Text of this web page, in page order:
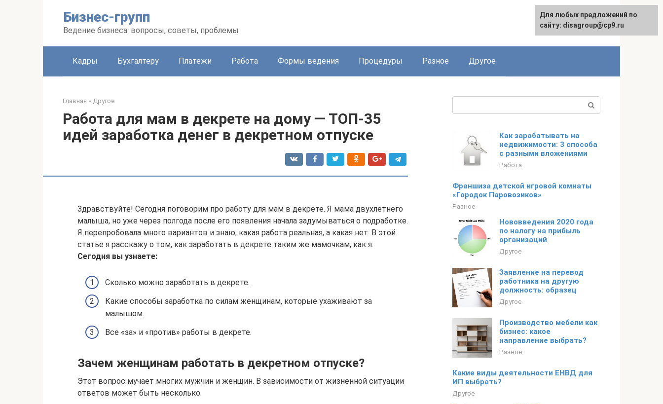
Бизнес-групп
Ведение бизнеса: вопросы, советы, проблемы
Кадры Бухгалтеру Платежи Работа Формы ведения Процедуры Разное Другое
Главная » Другое
Работа для мам в декрете на дому — ТОП-35
идей заработка денег в декретном отпуске
Здравствуйте! Сегодня поговорим про работу для мам в декрете. Я мама двухлетнего
малыша, но уже через полгода после его появления начала задумываться о подработке.
Я перепробовала много вариантов и знаю, какая работа реальная, а какая нет. В этой
статье я расскажу о том, как заработать в декрете таким же мамочкам, как я.
Сегодня вы узнаете:
Сколько можно заработать в декрете.
Какие способы заработка по силам женщинам, которые ухаживают за
малышом.
Все «за» и «против» работы в декрете.
Зачем женщинам работать в декретном отпуске?
Этот вопрос мучает многих мужчин и женщин. В зависимости от жизненной ситуации
ответов может быть несколько.
Как зарабатывать на
недвижимости: 3 способа
с разными вложениями
Работа
Франшиза детской игровой комнаты
«Городок Паровозиков»
Разное
Нововведения 2020 года
по налогу на прибыль
организаций
Другое
Заявление на перевод
работника на другую
должность: образец
Другое
Производство мебели как
бизнес: какое
направление выбрать?
Разное
Какие виды деятельности ЕНВД для
ИП выбрать?
Другое
Для любых предложений по
сайту: disagroup@cp9.ru